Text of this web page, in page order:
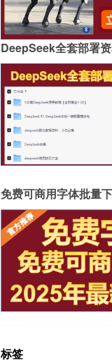
DeepSeek全套部署
免费可商用字体批量
标签